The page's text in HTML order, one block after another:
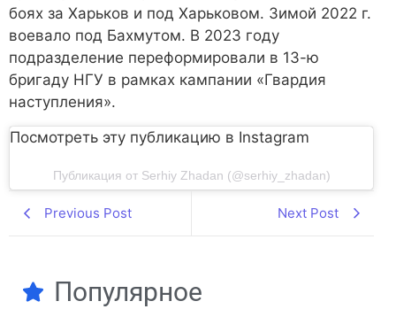
боях за Харьков и под Харьковом. Зимой 2022 г.
воевало под Бахмутом. В 2023 году
подразделение переформировали в 13-ю
бригаду НГУ в рамках кампании «Гвардия
наступления».
Посмотреть эту публикацию в Instagram
Публикация от Serhiy Zhadan (@serhiy_zhadan)
Previous Post Next Post
Популярное